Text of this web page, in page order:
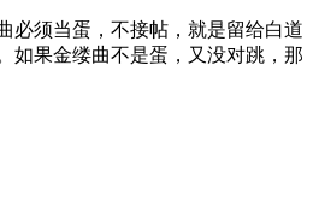
必须当蛋，不接帖，就是留给白道
如果金缕曲不是蛋，又没对跳，那